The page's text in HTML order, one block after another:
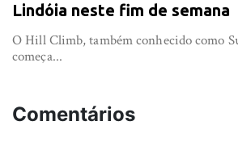
Lindóia neste fim de semana
O Hill Climb, também conhecido como
começa...
Comentários